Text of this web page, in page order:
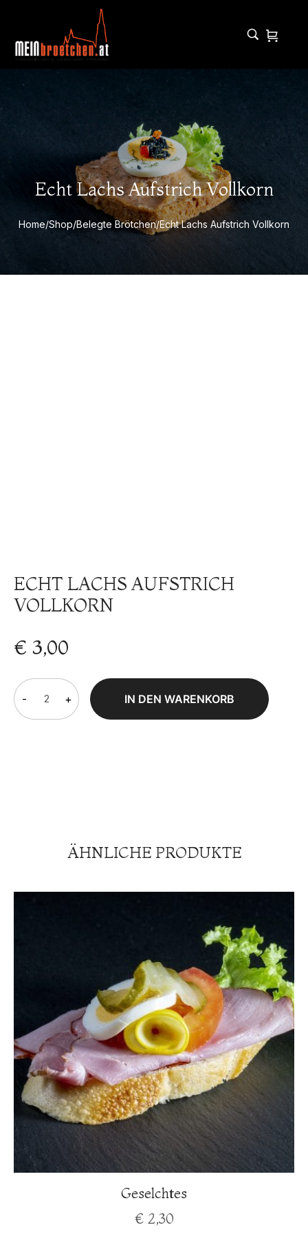
Echt Lachs Aufstrich Vollkorn
Home/Shop/Belegte Brötchen/Echt Lachs Aufstrich Vollkorn
ECHT LACHS AUFSTRICH
VOLLKORN
€ 3,00
- + IN DEN WARENKORB
ÄHNLICHE PRODUKTE
Geselchtes
€ 2,30